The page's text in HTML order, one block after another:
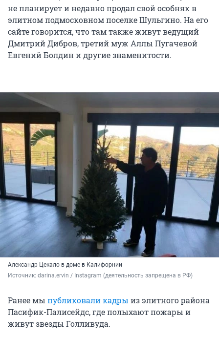
не планирует и недавно продал свой особняк в
элитном подмосковном поселке Шульгино. На его
сайте говорится, что там также живут ведущий
Дмитрий Дибров, третий муж Аллы Пугачевой
Евгений Болдин и другие знаменитости.
Александр Цекало в доме в Калифорнии
Источник: darina.ervin / Instagram (деятельность запрещена в РФ)
Ранее мы публиковали кадры из элитного района
Пасифик-Палисейдс, где полыхают пожары и
живут звезды Голливуда.